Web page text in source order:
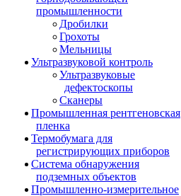
промышленности
Дробилки
Грохоты
Мельницы
Ультразвуковой контроль
Ультразвуковые
дефектоскопы
Сканеры
Промышленная рентгеновская
пленка
Термобумага для
регистрирующих приборов
Система обнаружения
подземных объектов
Промышленно-измерительное